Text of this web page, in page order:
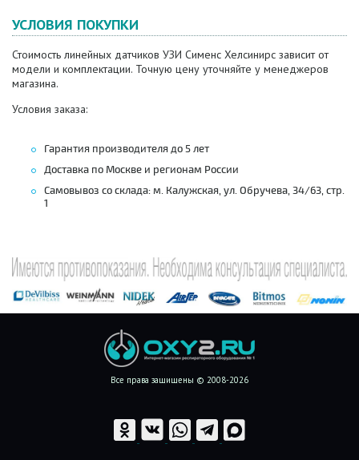
УСЛОВИЯ ПОКУПКИ
Стоимость линейных датчиков УЗИ Сименс Хелсинирс зависит от
модели и комплектации. Точную цену уточняйте у менеджеров
магазина.
Условия заказа:
Гарантия производителя до 5 лет
Доставка по Москве и регионам России
Самовывоз со склада: м. Калужская, ул. Обручева, 34/63, стр.
1
Все права защищены © 2008-2026